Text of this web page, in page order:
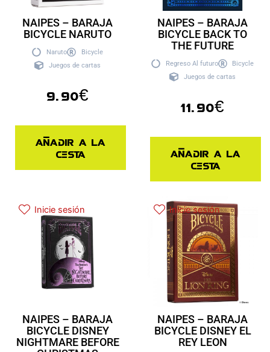
NAIPES – BARAJA
BICYCLE NARUTO
Naruto
Bicycle
Juegos de cartas
9.90€
Añadir a la
cesta
NAIPES – BARAJA
BICYCLE BACK TO
THE FUTURE
Regreso Al futuro
Bicycle
Juegos de cartas
11.90€
Añadir a la
cesta
Inicie sesión
NAIPES – BARAJA
BICYCLE DISNEY
NIGHTMARE BEFORE
Inicie sesión
NAIPES – BARAJA
BICYCLE DISNEY EL
REY LEON